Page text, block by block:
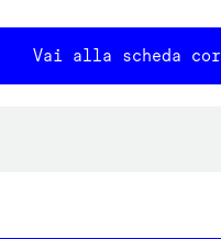
Vai alla scheda